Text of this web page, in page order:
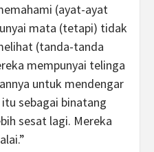
(ayat-ayat
mata (tetapi) tidak
(tanda-tanda
mempunyai telinga
untuk mendengar
sebagai binatang
sesat lagi. Mereka